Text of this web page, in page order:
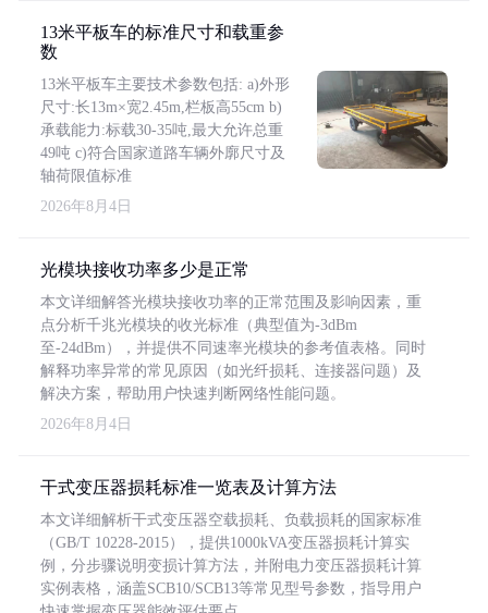
13米平板车的标准尺寸和载重参
数
13米平板车主要技术参数包括: a)外形
尺寸:长13m×宽2.45m,栏板高55cm b)
承载能力:标载30-35吨,最大允许总重
49吨 c)符合国家道路车辆外廓尺寸及
轴荷限值标准
2026年8月4日
光模块接收功率多少是正常
本文详细解答光模块接收功率的正常范围及影响因素，重
点分析千兆光模块的收光标准（典型值为-3dBm
至-24dBm），并提供不同速率光模块的参考值表格。同时
解释功率异常的常见原因（如光纤损耗、连接器问题）及
解决方案，帮助用户快速判断网络性能问题。
2026年8月4日
干式变压器损耗标准一览表及计算方法
本文详细解析干式变压器空载损耗、负载损耗的国家标准
（GB/T 10228-2015），提供1000kVA变压器损耗计算实
例，分步骤说明变损计算方法，并附电力变压器损耗计算
实例表格，涵盖SCB10/SCB13等常见型号参数，指导用户